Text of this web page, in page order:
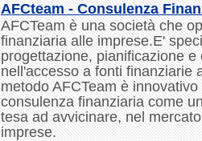
AFCteam - Consulenza
AFCTeam è una società che
finanziaria alle imprese.E'
progettazione, pianificazione
nell'accesso a fonti finanziarie
metodo AFCTeam è
consulenza finanziaria come
tesa ad avvicinare, nel
imprese.